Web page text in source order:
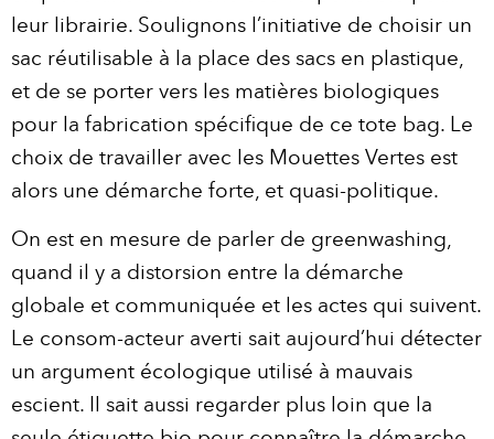
leur librairie. Soulignons l’initiative de choisir un
sac réutilisable à la place des sacs en plastique,
et de se porter vers les matières biologiques
pour la fabrication spécifique de ce tote bag. Le
choix de travailler avec les Mouettes Vertes est
alors une démarche forte, et quasi-politique.
On est en mesure de parler de greenwashing,
quand il y a distorsion entre la démarche
globale et communiquée et les actes qui suivent.
Le consom-acteur averti sait aujourd’hui détecter
un argument écologique utilisé à mauvais
escient. Il sait aussi regarder plus loin que la